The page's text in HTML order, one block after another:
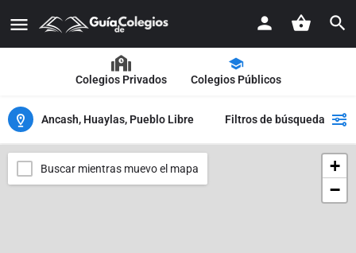
Colegios Privados Colegios Públicos
Ancash, Huaylas, Pueblo Libre Filtros de búsqueda
+
−
Buscar mientras muevo el mapa